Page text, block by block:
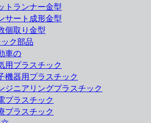
トランナー金型
サート成形金型
個取り金型
ク部品
車の
用プラスチック
機器用プラスチック
ジニアリングプラスチック
プラスチック
プラスチック